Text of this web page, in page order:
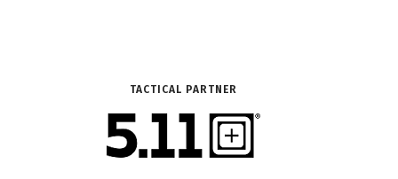
TACTICAL PARTNER